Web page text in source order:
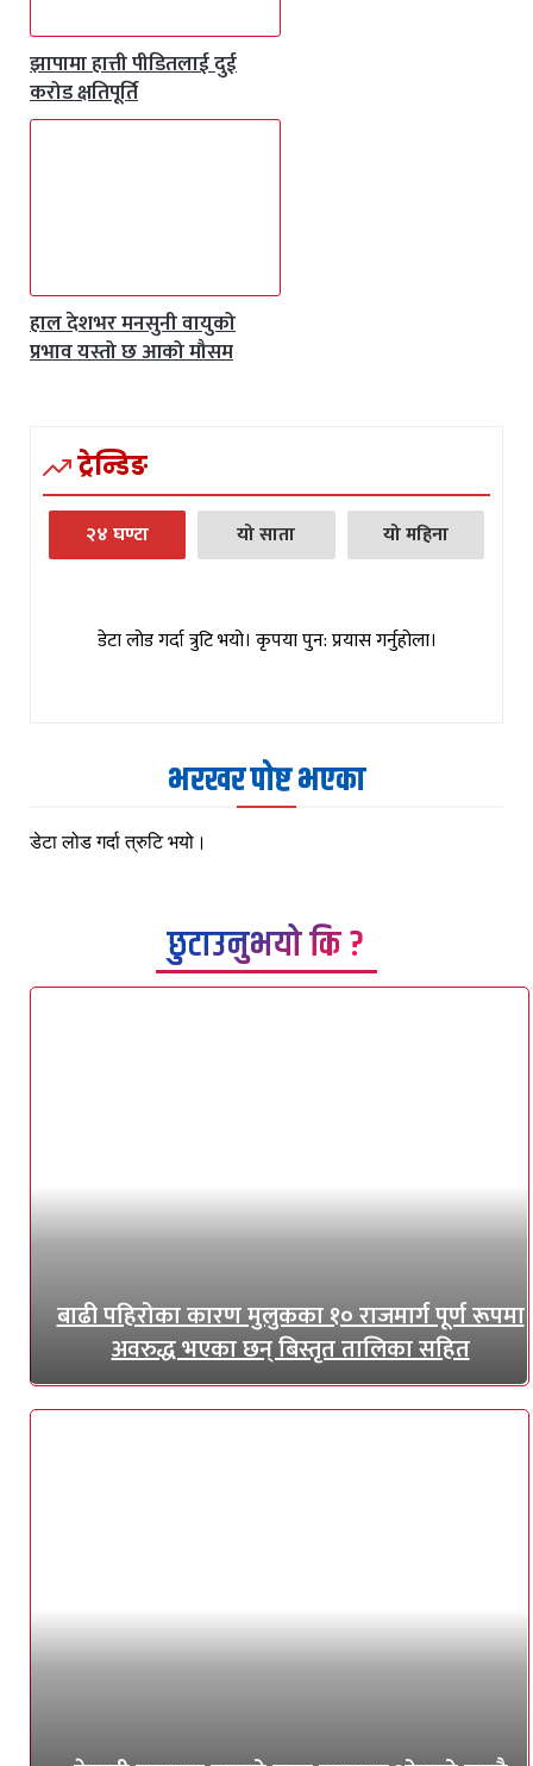
झापामा हात्ती पीडितलाई दुई
करोड क्षतिपूर्ति
हाल देशभर मनसुनी वायुको
प्रभाव यस्तो छ आको मौसम
ट्रेन्डिङ
२४ घण्टा यो साता यो महिना
डेटा लोड गर्दा त्रुटि भयो। कृपया पुन: प्रयास गर्नुहोला।
भरखर पोष्ट भएका
डेटा लोड गर्दा त्रुटि भयो।
छुटाउनुभयो कि ?
बाढी पहिरोका कारण मुलुकका १० राजमार्ग पूर्ण रूपमा
अवरुद्ध भएका छन् बिस्तृत तालिका सहित